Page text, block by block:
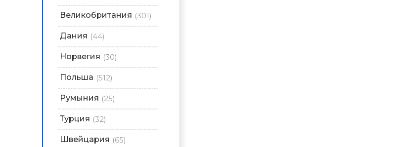
Великобритания (301)
Дания (44)
Норвегия (30)
Польша (512)
Румыния (25)
Турция (32)
Швейцария (65)